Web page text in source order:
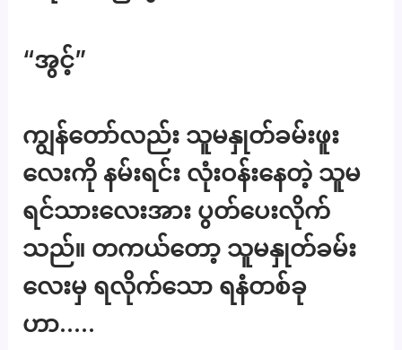
“အွင့်”
ကျွန်တော်လည်း သူမနှုတ်ခမ်းဖူး
လေးကို နမ်းရင်း လုံးဝန်းနေတဲ့ သူမ
ရင်သားလေးအား ပွတ်ပေးလိုက်
သည်။ တကယ်တော့ သူမနှုတ်ခမ်း
လေးမှ ရလိုက်သော ရနံတစ်ခု
ဟာ…..